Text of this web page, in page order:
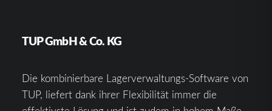
TUP GmbH & Co. KG
Die kombinierbare Lagerverwaltungs-Software von
TUP, liefert dank ihrer Flexibilität immer die